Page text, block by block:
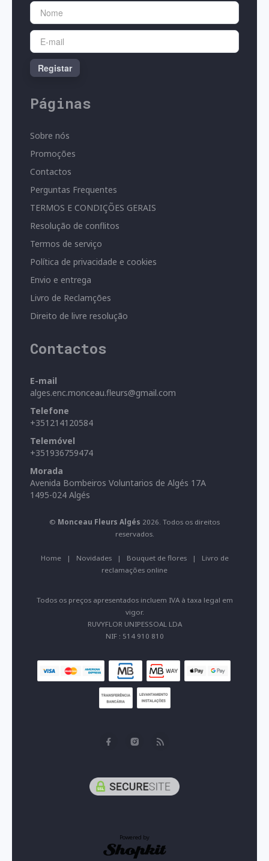
Registar
Páginas
Sobre nós
Promoções
Contactos
Perguntas Frequentes
TERMOS E CONDIÇÕES GERAIS
Resolução de conflitos
Termos de serviço
Política de privacidade e cookies
Envio e entrega
Livro de Reclamções
Direito de livre resolução
Contactos
E-mail
alges.enc.monceau.fleurs@gmail.com
Telefone
+351214120584
Telemóvel
+351936759474
Morada
Avenida Bombeiros Voluntarios de Algés 17A
1495-024 Algés
© Monceau Fleurs Algés 2026. Todos os direitos
reservados.
Home| Novidades| Bouquet de flores| Livro de
reclamações online
Todos os preços apresentados incluem IVA à taxa legal em
vigor.
RUVYFLOR UNIPESSOAL LDA
NIF : 514 910 810
Powered by